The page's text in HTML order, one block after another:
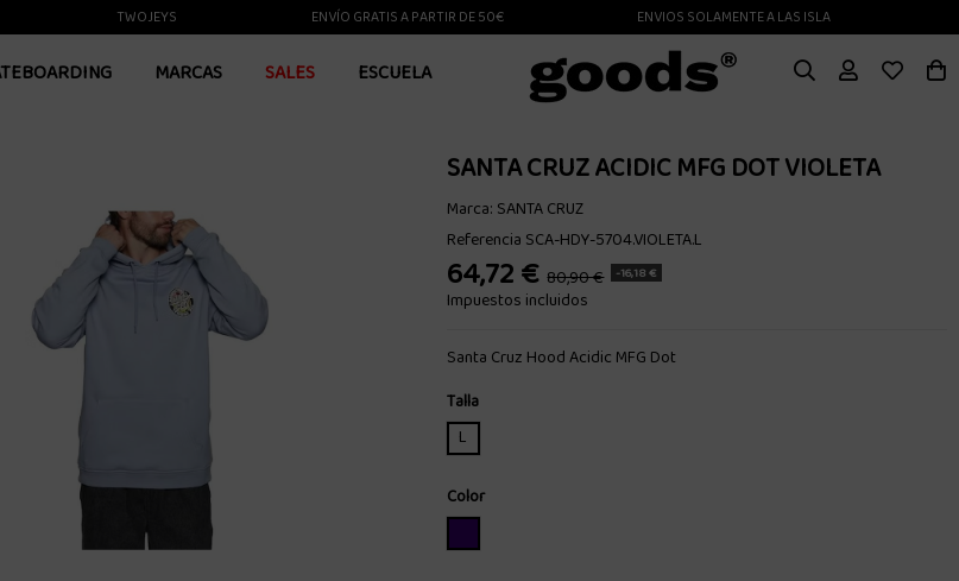
TWOJEYS ENVÍO GRATIS A PARTIR DE 50€ ENVIOS SOLAMENTE A LAS ISLAS CANARIAS
MARCAS SALES ESCUELA
SANTA CRUZ ACIDIC MFG DOT VIOLETA
Marca: SANTA CRUZ
Referencia SCA-HDY-5704.VIOLETA.L
64,72 € 80,90 € -16,18 €
Impuestos incluidos
Santa Cruz Hood Acidic MFG Dot
Talla
L
Color